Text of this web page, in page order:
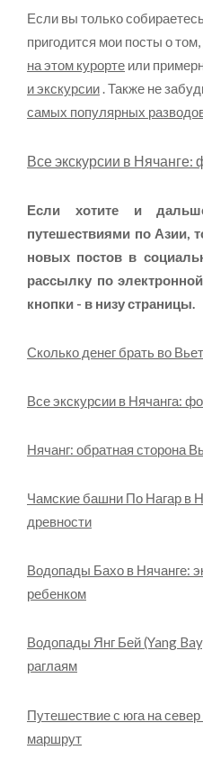
Если вы только
пригодится мои посты о том,
на этом курорте или
и экскурсии. Также не
самых популярных
Все экскурсии в Нячанге:
Если хотите и
путешествиями по Азии,
новых постов в
рассылку по
кнопки - в низу страницы.
Сколько денег брать во
Все экскурсии в Нячанга:
Нячанг: обратная сторона
Чамские башни По Нагар в
древности
Водопады Бахо в Нячанге:
ребенком
Водопады Янг Бей (Yang
раглаям
Путешествие с юга на
маршрут